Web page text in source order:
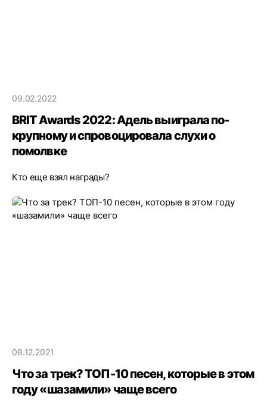
09.02.2022
BRIT Awards 2022: Адель выиграла по-
крупному и спровоцировала слухи о
помолвке
Кто еще взял награды?
08.12.2021
Что за трек? ТОП-10 песен, которые в этом
году «шазамили» чаще всего